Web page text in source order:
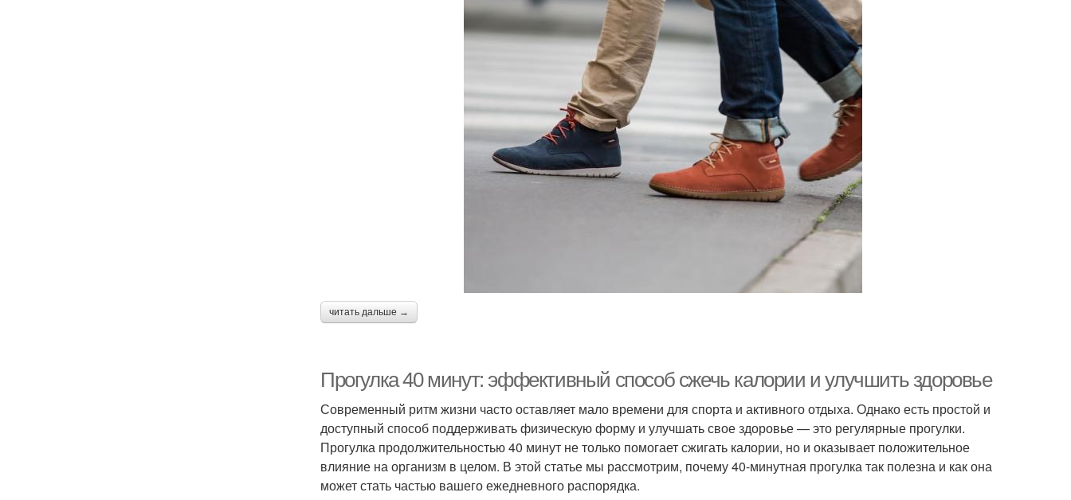
читать дальше →
Прогулка 40 минут: эффективный способ сжечь калории и улучшить здоровье
Современный ритм жизни часто оставляет мало времени для спорта и активного отдыха. Однако есть простой и
доступный способ поддерживать физическую форму и улучшать свое здоровье — это регулярные прогулки.
Прогулка продолжительностью 40 минут не только помогает сжигать калории, но и оказывает положительное
влияние на организм в целом. В этой статье мы рассмотрим, почему 40-минутная прогулка так полезна и как она
может стать частью вашего ежедневного распорядка.